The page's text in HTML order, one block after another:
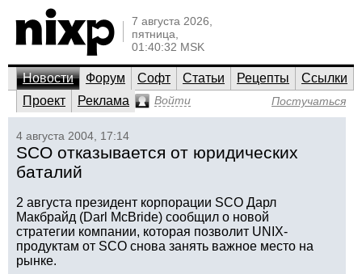
7 августа 2026,
пятница,
01:40:32 MSK
Новости Форум Софт Статьи Рецепты
Ссылки
Проект
Реклама Войти Постучаться
4 августа 2004, 17:14
SCO отказывается от юридических
баталий
2 августа президент корпорации SCO Дарл
Макбрайд (Darl McBride) сообщил о новой
стратегии компании, которая позволит UNIX-
продуктам от SCO снова занять важное место на
рынке.